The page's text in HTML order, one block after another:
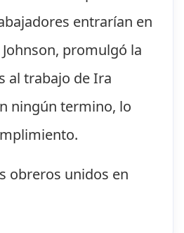
entrarían en
promulgó la
al trabajo de Ira
ningún termino, lo
obreros unidos en